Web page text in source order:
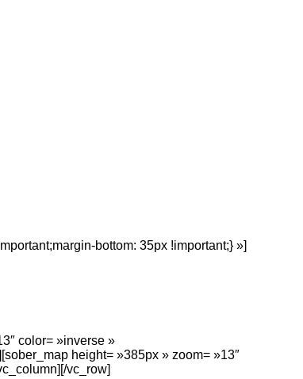
bottom: 35px !important;} »]
color= »inverse »
height= »385px » zoom= »13″
vc_row]